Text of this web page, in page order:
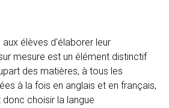
élèves d'élaborer leur
mesure est un élément distinctif
des matières, à tous les
à la fois en anglais et en français,
choisir la langue